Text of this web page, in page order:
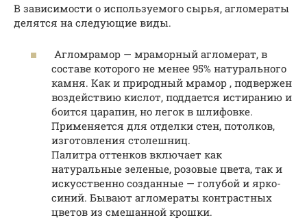
В зависимости о используемого сырья, агломераты
делятся на следующие виды.
Агломрамор — мраморный агломерат, в
составе которого не менее 95% натурального
камня. Как и природный мрамор , подвержен
воздействию кислот, поддается истиранию и
боится царапин, но легок в шлифовке.
Применяется для отделки стен, потолков,
изготовления столешниц.
Палитра оттенков включает как
натуральные зеленые, розовые цвета, так и
искусственно созданные — голубой и ярко-
синий. Бывают агломераты контрастных
цветов из смешанной крошки.